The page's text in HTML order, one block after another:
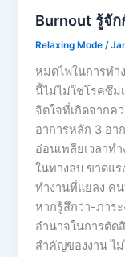
Burnout รู้จั
Relaxing Mode/
หมดไฟในการทำ
นี้ไม่ไม่ใช่โรคซึม
จิตใจที่เกิดจากค
อาการหลัก 3 อา
อ่อนเพลียเวลาท
ในทางลบ ขาดแ
ทำงานที่แย่ลง ค
หากรู้สึกว่า-ภาระ
อำนาจในการตัด
สำคัญของงาน ไ